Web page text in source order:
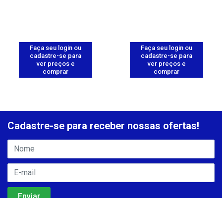
Faça seu login ou
cadastre-se para
ver preços e
comprar
Faça seu login ou
cadastre-se para
ver preços e
comprar
Cadastre-se para receber nossas ofertas!